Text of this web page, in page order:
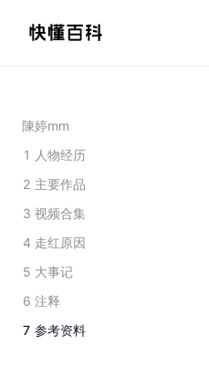
陳婷mm
1 人物经历
2 主要作品
3 视频合集
4 走红原因
5 大事记
6 注释
7 参考资料